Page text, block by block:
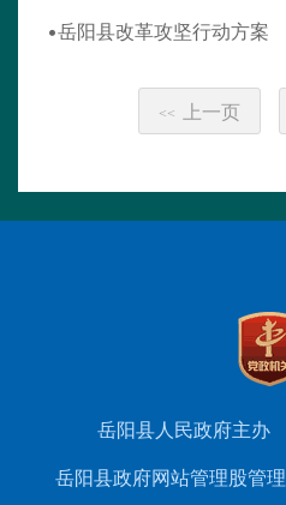
岳阳县改革攻坚行动方案
<< 上一页
岳阳县人民政府主办
岳阳县政府网站管理股管理